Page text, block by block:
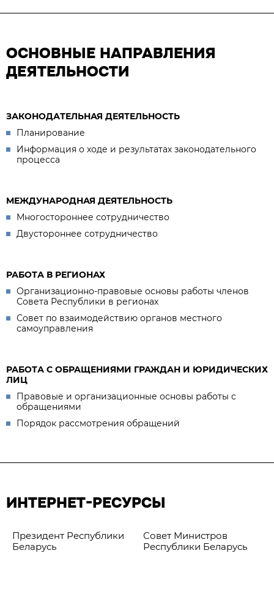
ОСНОВНЫЕ НАПРАВЛЕНИЯ
ДЕЯТЕЛЬНОСТИ
ЗАКОНОДАТЕЛЬНАЯ ДЕЯТЕЛЬНОСТЬ
Планирование
Информация о ходе и результатах законодательного
процесса
МЕЖДУНАРОДНАЯ ДЕЯТЕЛЬНОСТЬ
Многостороннее сотрудничество
Двустороннее сотрудничество
РАБОТА В РЕГИОНАХ
Организационно-правовые основы работы членов
Совета Республики в регионах
Совет по взаимодействию органов местного
самоуправления
РАБОТА С ОБРАЩЕНИЯМИ ГРАЖДАН И ЮРИДИЧЕСКИХ
ЛИЦ
Правовые и организационные основы работы с
обращениями
Порядок рассмотрения обращений
ИНТЕРНЕТ-РЕСУРСЫ
Президент Республики
Беларусь
Совет Министров
Республики Беларусь